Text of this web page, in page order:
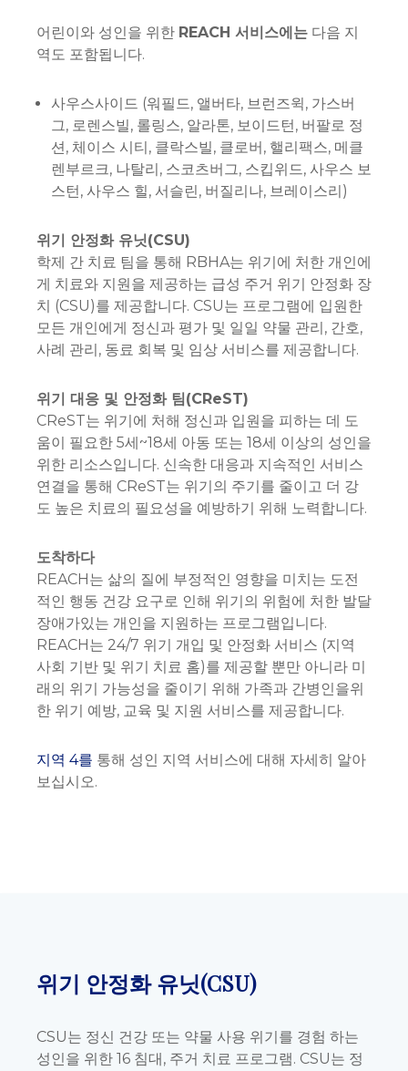
어린이와 성인을 위한 REACH 서비스에는 다음 지
역도 포함됩니다.
사우스사이드 (워필드, 앨버타, 브런즈윅, 가스버
그, 로렌스빌, 롤링스, 알라톤, 보이드턴, 버팔로 정
션, 체이스 시티, 클락스빌, 클로버, 핼리팩스, 메클
렌부르크, 나탈리, 스코츠버그, 스킵위드, 사우스 보
스턴, 사우스 힐, 서슬린, 버질리나, 브레이스리)
위기 안정화 유닛(CSU)
학제 간 치료 팀을 통해 RBHA는 위기에 처한 개인에
게 치료와 지원을 제공하는 급성 주거 위기 안정화 장
치 (CSU)를 제공합니다. CSU는 프로그램에 입원한
모든 개인에게 정신과 평가 및 일일 약물 관리, 간호,
사례 관리, 동료 회복 및 임상 서비스를 제공합니다.
위기 대응 및 안정화 팀(CReST)
CReST는 위기에 처해 정신과 입원을 피하는 데 도
움이 필요한 5세~18세 아동 또는 18세 이상의 성인을
위한 리소스입니다. 신속한 대응과 지속적인 서비스
연결을 통해 CReST는 위기의 주기를 줄이고 더 강
도 높은 치료의 필요성을 예방하기 위해 노력합니다.
도착하다
REACH는 삶의 질에 부정적인 영향을 미치는 도전
적인 행동 건강 요구로 인해 위기의 위험에 처한 발달
장애가있는 개인을 지원하는 프로그램입니다.
REACH는 24/7 위기 개입 및 안정화 서비스 (지역
사회 기반 및 위기 치료 홈)를 제공할 뿐만 아니라 미
래의 위기 가능성을 줄이기 위해 가족과 간병인을위
한 위기 예방, 교육 및 지원 서비스를 제공합니다.
지역 4를 통해 성인 지역 서비스에 대해 자세히 알아
보십시오.
위기 안정화 유닛(CSU)
CSU는 정신 건강 또는 약물 사용 위기를 경험 하는
성인을 위한 16 침대, 주거 치료 프로그램. CSU는 정